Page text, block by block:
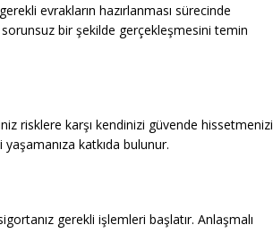
evrakların hazırlanması sürecinde
bir şekilde gerçekleşmesini temin
risklere karşı kendinizi güvende hissetmenizi
katkıda bulunur.
gerekli işlemleri başlatır. Anlaşmalı